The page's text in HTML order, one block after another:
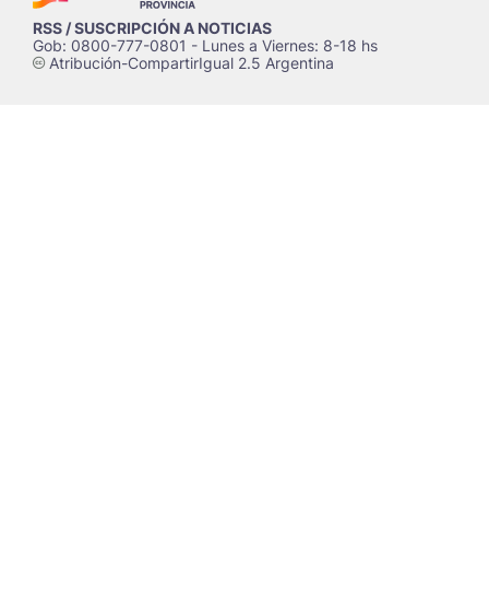
RSS / SUSCRIPCIÓN A NOTICIAS
Gob: 0800-777-0801 - Lunes a Viernes: 8-18 hs
cAtribución-CompartirIgual 2.5 Argentina